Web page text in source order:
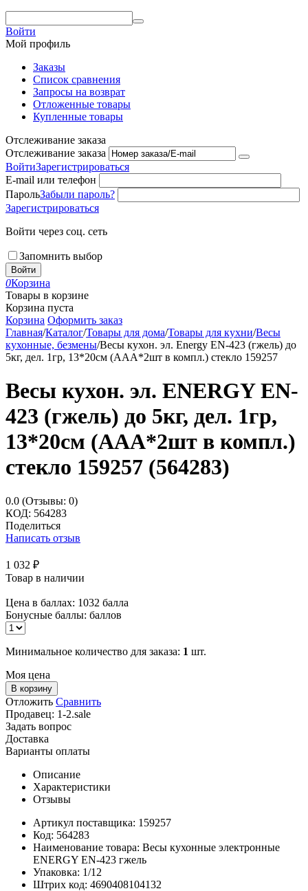
Войти
Мой профиль
Заказы
Список сравнения
Запросы на возврат
Отложенные товары
Купленные товары
Отслеживание заказа
Отслеживание заказа
ВойтиЗарегистрироваться
E-mail или телефон
ПарольЗабыли пароль?
Зарегистрироваться
Войти через соц. сеть
Запомнить выбор
Войти
0Корзина
Товары в корзине
Корзина пуста
Корзина Оформить заказ
Главная/Каталог/Товары для дома/Товары для кухни/Весы
кухонные, безмены/Весы кухон. эл. Energy EN-423 (гжель) до
5кг, дел. 1гр, 13*20см (ААА*2шт в компл.) стекло 159257
Весы кухон. эл. ENERGY EN-
423 (гжель) до 5кг, дел. 1гр,
13*20см (ААА*2шт в компл.)
стекло 159257 (564283)
0.0 (Отзывы: 0)
КОД: 564283
Поделиться
Написать отзыв
1 032 ₽
Товар в наличии
Цена в баллах: 1032 балла
Бонусные баллы: баллов
Минимальное количество для заказа: 1 шт.
Моя цена
В корзину
Отложить Сравнить
Продавец: 1-2.sale
Задать вопрос
Доставка
Варианты оплаты
Описание
Характеристики
Отзывы
Артикул поставщика: 159257
Код: 564283
Наименование товара: Весы кухонные электронные
ENERGY EN-423 гжель
Упаковка: 1/12
Штрих код: 4690408104132